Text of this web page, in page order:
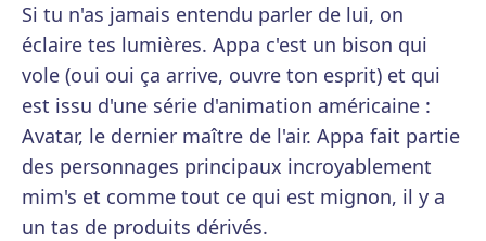
Si tu n'as jamais entendu parler de lui, on
éclaire tes lumières. Appa c'est un bison qui
vole (oui oui ça arrive, ouvre ton esprit) et qui
est issu d'une série d'animation américaine :
Avatar, le dernier maître de l'air. Appa fait partie
des personnages principaux incroyablement
mim's et comme tout ce qui est mignon, il y a
un tas de produits dérivés.